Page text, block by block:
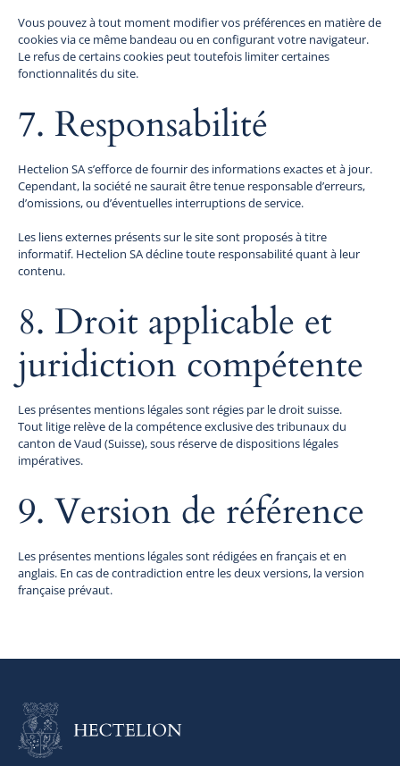
Vous pouvez à tout moment modifier vos préférences en matière de
cookies via ce même bandeau ou en configurant votre navigateur.
Le refus de certains cookies peut toutefois limiter certaines
fonctionnalités du site.
7. Responsabilité
Hectelion SA s’efforce de fournir des informations exactes et à jour.
Cependant, la société ne saurait être tenue responsable d’erreurs,
d’omissions, ou d’éventuelles interruptions de service.
Les liens externes présents sur le site sont proposés à titre
informatif. Hectelion SA décline toute responsabilité quant à leur
contenu.
8. Droit applicable et
juridiction compétente
Les présentes mentions légales sont régies par le droit suisse.
Tout litige relève de la compétence exclusive des tribunaux du
canton de Vaud (Suisse), sous réserve de dispositions légales
impératives.
9. Version de référence
Les présentes mentions légales sont rédigées en français et en
anglais. En cas de contradiction entre les deux versions, la version
française prévaut.